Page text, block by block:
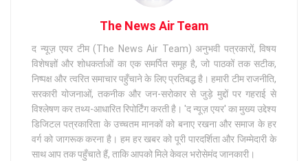
The News Air Team
द न्यूज़ एयर टीम (The News Air Team) अनुभवी पत्रकारों, विषय
विशेषज्ञों और शोधकर्ताओं का एक समर्पित समूह है, जो पाठकों तक सटीक,
निष्पक्ष और त्वरित समाचार पहुँचाने के लिए प्रतिबद्ध है। हमारी टीम राजनीति,
सरकारी योजनाओं, तकनीक और जन-सरोकार से जुड़े मुद्दों पर गहराई से
विश्लेषण कर तथ्य-आधारित रिपोर्टिंग करती है। 'द न्यूज़ एयर' का मुख्य उद्देश्य
डिजिटल पत्रकारिता के उच्चतम मानकों को बनाए रखना और समाज के हर
वर्ग को जागरूक करना है। हम हर खबर को पूरी पारदर्शिता और जिम्मेदारी के
साथ आप तक पहुँचाते हैं, ताकि आपको मिले केवल भरोसेमंद जानकारी।